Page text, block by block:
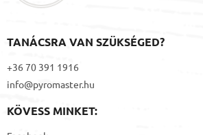
TANÁCSRA VAN SZÜKSÉGED?
+36 70 391 1916
info@pyromaster.hu
KÖVESS MINKET: